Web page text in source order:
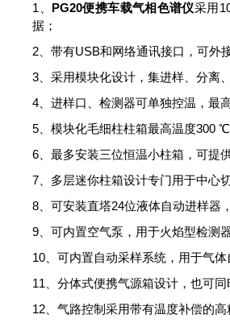
1、 PG20便携车载气相色谱仪采用
据；
2、带有USB和网络通讯接口，可外
3、采用模块化设计，集进样、分离
4、进样口、检测器可单独控温，最
5、模块化毛细柱柱箱最高温度300℃
6、最多安装三位恒温小柱箱，可提
7、多层迷你柱箱设计专门用于中心
8、可安装直塔24位液体自动进样器
9、可内置空气泵，用于火焰型检测
10、可内置自动采样系统，用于气体
11、分体式便携气源箱设计，也可同
12、气路控制采用带有温度补偿的